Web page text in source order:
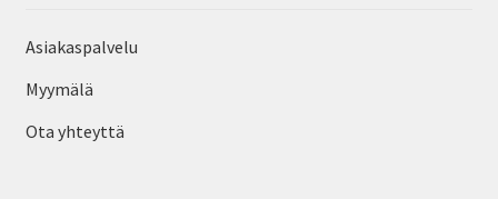
Asiakaspalvelu
Myymälä
Ota yhteyttä